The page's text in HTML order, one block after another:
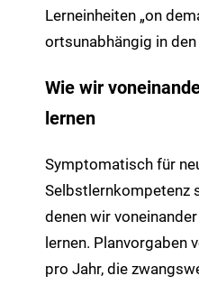
Lerneinheiten „on
ortsunabhängig in
Wie wir
lernen
Symptomatisch für
Selbstlernkompetenz
denen wir
lernen. Planvorgaben
pro Jahr, die